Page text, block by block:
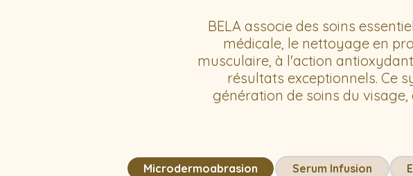
BELA associe des soins
médicale, le nettoyage en
musculaire, à l'action
résultats exceptionnels. Ce
génération de soins du
Microdermoabrasion Serum Infusion